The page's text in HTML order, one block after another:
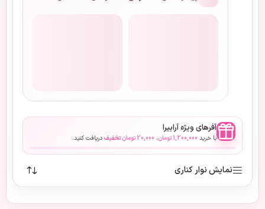
آفرهای ویژه آرابیرا
با خرید 1,200,000 تومان، 20,000 تومان تخفیف دریافت کنید.
نمایش نوار کناری